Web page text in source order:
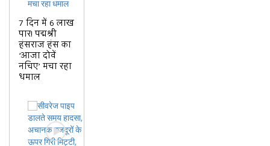
7 दिन में 6 लाख
पार! पद्मश्री
हंसराज हंस का
‘आजा दोवें
नचिए’ मचा रहा
धमाल